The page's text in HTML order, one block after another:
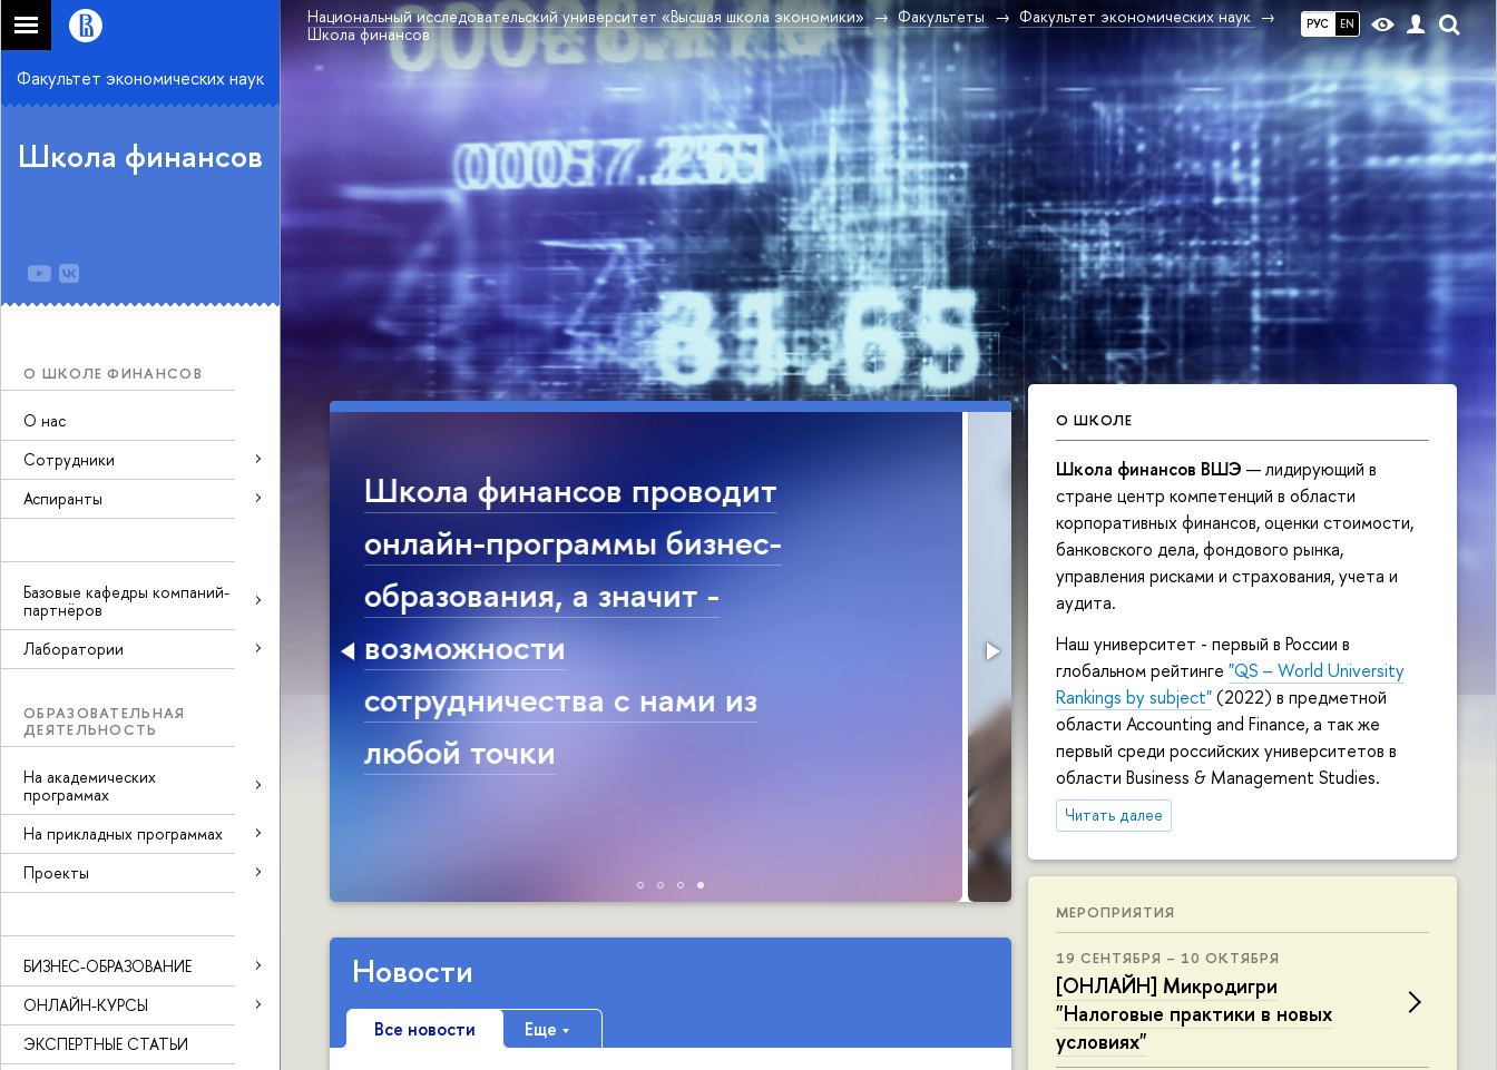
РУС EN
Национальный исследовательский университет «Высшая школа экономики» Факультеты
Факультет экономических наук
Школа финансов
Факультет экономических наук
Школа финансов
О ШКОЛЕ ФИНАНСОВ
О нас
Сотрудники
Аспиранты
Базовые кафедры компаний-
партнёров
Лаборатории
ОБРАЗОВАТЕЛЬНАЯ
ДЕЯТЕЛЬНОСТЬ
На академических
программах
На прикладных программах
Проекты
БИЗНЕС-ОБРАЗОВАНИЕ
ОНЛАЙН-КУРСЫ
ЭКСПЕРТНЫЕ СТАТЬИ
О ШКОЛЕ
Школа финансов ВШЭ — лидирующий в
стране центр компетенций в области
корпоративных финансов, оценки стоимости,
банковского дела, фондового рынка,
управления рисками и страхования, учета и
аудита.
Наш университет - первый в России в
глобальном рейтинге "QS – World University
Rankings by subject"(2022) в предметной
области Accounting and Finance, а так же
первый среди российских университетов в
области Business & Management Studies.
Читать далее
МЕРОПРИЯТИЯ
19 СЕНТЯБРЯ – 10 ОКТЯБРЯ
[ОНЛАЙН] Микродигри
"Налоговые практики в новых
условиях"
-
из
Вышла книга «Российские
корпорации на пути к
антихрупкости. Финансовая
архитектура компаний» под
редакцией Ирины
Ивашковской, ординарного
Международная
конференция «Динамика
трансформации
корпоративных моделей
целях устойчивого
развития: вызовы для
развивающихся рынков
капитала»
27-28 ноября 2026 года
Новости
Все новости Еще